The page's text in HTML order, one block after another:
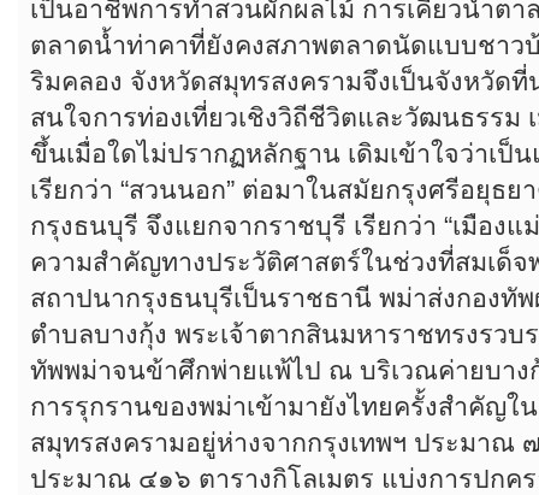
เป็นอาชีพการทำสวนผักผลไม้ การเคี่ยวน้ำตา
ตลาดน้ำท่าคาที่ยังคงสภาพตลาดนัดแบบชา
ริมคลอง จังหวัดสมุทรสงครามจึงเป็นจังหวัดที่
สนใจการท่องเที่ยวเชิงวิถีชีวิตและวัฒนธรรม
ขึ้นเมื่อใดไม่ปรากฏหลักฐาน เดิมเข้าใจว่าเป็
เรียกว่า “สวนนอก” ต่อมาในสมัยกรุงศรีอยุธย
กรุงธนบุรี จึงแยกจากราชบุรี เรียกว่า “เมือง
ความสำคัญทางประวัติศาสตร์ในช่วงที่สมเด็จ
สถาปนากรุงธนบุรีเป็นราชธานี พม่าส่งกองทั
ตำบลบางกุ้ง พระเจ้าตากสินมหาราชทรงรว
ทัพพม่าจนข้าศึกพ่ายแพ้ไป ณ บริเวณค่ายบาง
การรุกรานของพม่าเข้ามายังไทยครั้งสำคัญใ
สมุทรสงครามอยู่ห่างจากกรุงเทพฯ ประมาณ
ประมาณ ๔๑๖ ตารางกิโลเมตร แบ่งการปกค